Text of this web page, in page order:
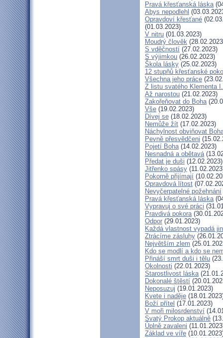
Pravá křesťanská láska
Abys nepodlehl
Opravdoví křesťané
(01.03.2023)
V nitru (01.03.2023)
Moudrý člověk
S vděčností (27.02.2023)
S výjimkou (26.02.2023)
Škola lásky (25.02.2023)
12 stupňů křesťanské
Všechna jeho práce
Z listu svatého Klementa I.
Až narostou (21.02.2023)
Zakořeňovat do Boha
Vše (19.02.2023)
Dívej se (18.02.2023)
Nemůže žít (17.02.2023)
Náchylnost obviňovat
Pevně přesvědčeni
Pojetí Boha(14.02.2023)
Nesnadná a obětavá
Předat je duši (12.02.2023)
Jitřenko spásy
Pokorně přijímají
Opravdová lítost
Nevyčerpatelné požehnání
Pravá křesťanská láska
Vypravuj o své práci
Pravdivá pokora
Odpor (29.01.2023)
Každá vlastnost vypadá
Ztrácíme zásluhy
Největším zlem
Kdo se modlí a kdo se
Přináší smrt duši i tělu
Okolnosti (22.01.2023)
Starostlivost láska
Dokonalé štěstí
Neposuzuj (19.01.2023)
Kvete i naděje
Boží přítel (17.01.2023)
V moři milosrdenství
Svatý Prokop aktuálně
Úplně zavaleni
Základ ve víře